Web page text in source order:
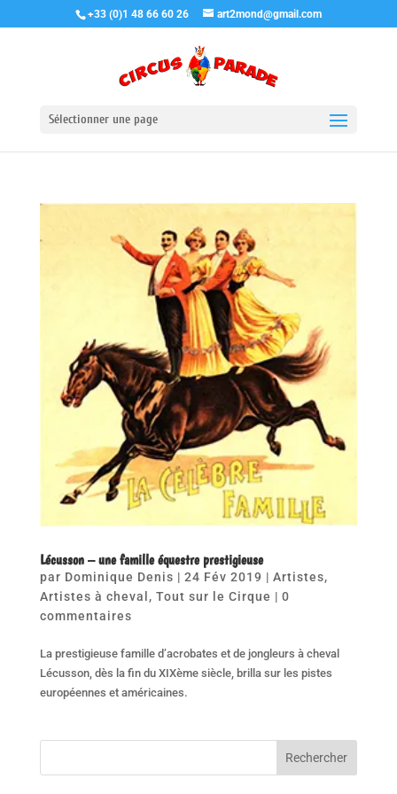
+33 (0)1 48 66 60 26 art2mond@gmail.com
Sélectionner une page
Lécusson – une famille équestre prestigieuse
par Dominique Denis | 24 Fév 2019 | Artistes,
Artistes à cheval , Tout sur le Cirque | 0
commentaires
La prestigieuse famille d’acrobates et de jongleurs à cheval
Lécusson, dès la fin du XIXème siècle, brilla sur les pistes
européennes et américaines.